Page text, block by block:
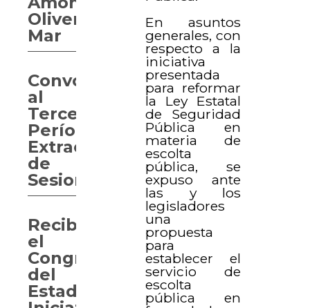
En asuntos
generales, con
respecto a la
iniciativa
presentada
para reformar
la Ley Estatal
de Seguridad
Pública en
materia de
escolta
pública, se
expuso ante
las y los
legisladores
una
propuesta
para
establecer el
servicio de
escolta
pública en
Olivera
Mar
Convocan
al
Tercer
Período
Extraordinario
de
Sesiones
Recibe
el
Congreso
del
Estado